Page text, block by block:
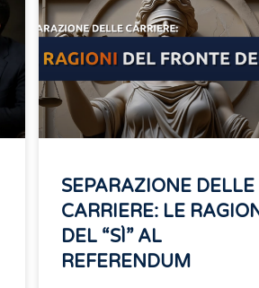
SEPARAZIONE DELLE
CARRIERE: LE
DEL “SÌ” AL
REFERENDUM